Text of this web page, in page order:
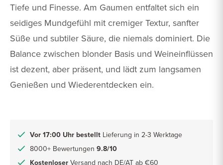
Tiefe und Finesse. Am Gaumen entfaltet sich ein
seidiges Mundgefühl mit cremiger Textur, sanfter
Süße und subtiler Säure, die niemals dominiert. Die
Balance zwischen blonder Basis und Weineinflüssen
ist dezent, aber präsent, und lädt zum langsamen
Genießen und Wiederentdecken ein.
Vor 17:00 Uhr bestellt Lieferung in 2-3 Werktage
8000+ Bewertungen 9.8/10
Kostenloser Versand nach DE/AT ab €60